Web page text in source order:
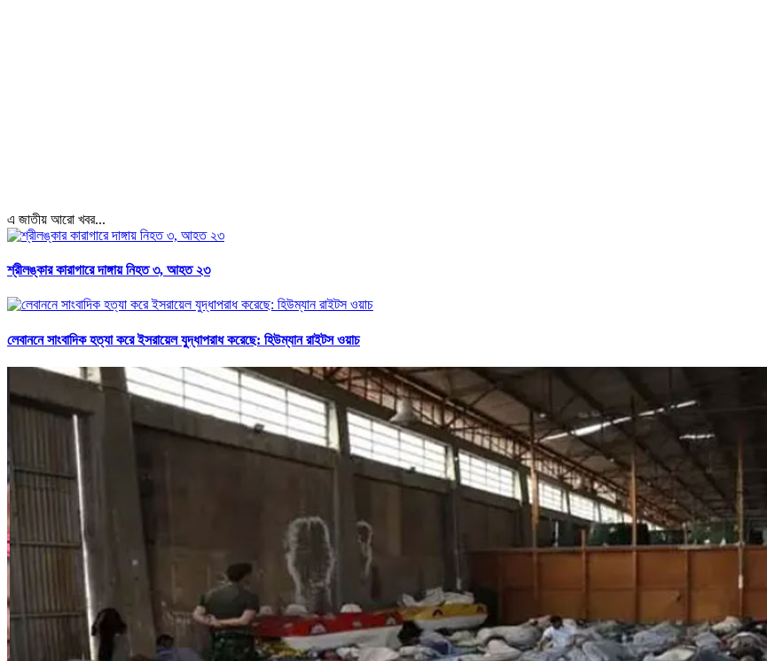
এ জাতীয় আরো খবর...
শ্রীলঙ্কার কারাগারে দাঙ্গায় নিহত ৩, আহত ২৩
লেবাননে সাংবাদিক হত্যা করে ইসরায়েল যুদ্ধাপরাধ করেছে: হিউম্যান রাইটস ওয়াচ